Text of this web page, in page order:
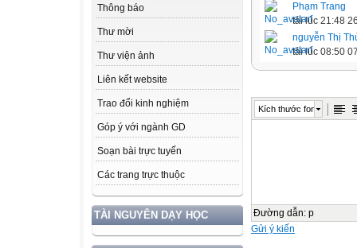
Thông báo
Thư mời
Thư viện ảnh
Liên kết website
Trao đổi kinh nghiệm
Góp ý với ngành GD
Soạn bài trực tuyến
Các trang trực thuộc
TÀI NGUYÊN DẠY HỌC
Phạm Trang
tải lúc 21:48
nguyễn Thị
tải lúc 08:50
Kích thước font
Đường dẫn: p
Gửi ý kiến